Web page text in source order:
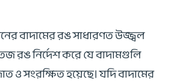
বাদামের রঙ সাধারণত উজ্জ্বল
রঙ নির্দেশ করে যে বাদামগুলি
ও সংরক্ষিত হয়েছে। যদি বাদামের